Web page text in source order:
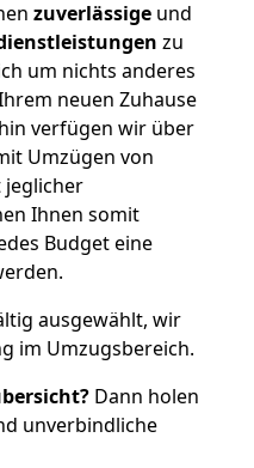
zuverlässige und
zu
um nichts anderes
neuen Zuhause
verfügen wir über
Umzügen von
jeglicher
Ihnen somit
Budget eine
ausgewählt, wir
im Umzugsbereich.
Dann holen
unverbindliche